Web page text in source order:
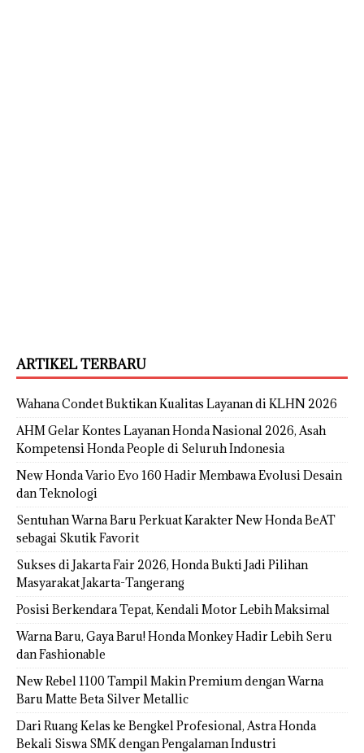
ARTIKEL TERBARU
Wahana Condet Buktikan Kualitas Layanan di KLHN 2026
AHM Gelar Kontes Layanan Honda Nasional 2026, Asah
Kompetensi Honda People di Seluruh Indonesia
New Honda Vario Evo 160 Hadir Membawa Evolusi Desain
dan Teknologi
Sentuhan Warna Baru Perkuat Karakter New Honda BeAT
sebagai Skutik Favorit
Sukses di Jakarta Fair 2026, Honda Bukti Jadi Pilihan
Masyarakat Jakarta-Tangerang
Posisi Berkendara Tepat, Kendali Motor Lebih Maksimal
Warna Baru, Gaya Baru! Honda Monkey Hadir Lebih Seru
dan Fashionable
New Rebel 1100 Tampil Makin Premium dengan Warna
Baru Matte Beta Silver Metallic
Dari Ruang Kelas ke Bengkel Profesional, Astra Honda
Bekali Siswa SMK dengan Pengalaman Industri